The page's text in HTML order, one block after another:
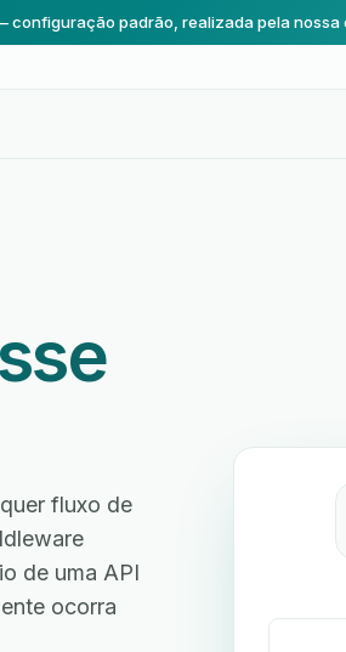
padrão, realizada pela nossa
fluxo de
de uma API
ocorra